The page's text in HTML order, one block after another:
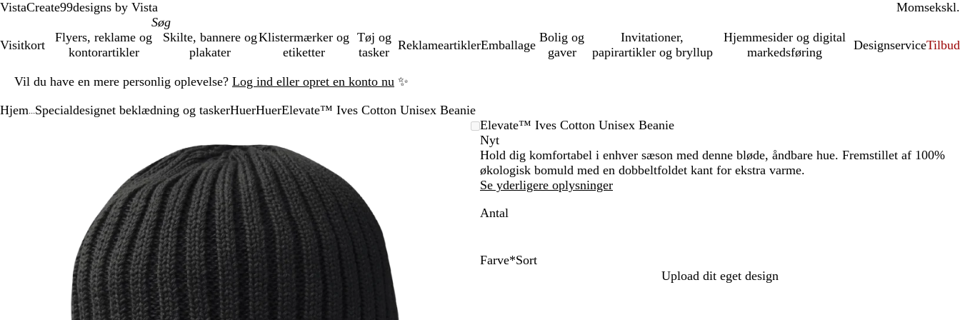
VistaCreate99designs by Vista Momsinkl.
ekskl.
Visitkort
Flyers, reklame og
kontorartikler
Skilte, bannere og
plakater
Klistermærker og
etiketter
Tøj og
tasker
ReklameartiklerEmballage
Bolig og
gaver
Invitationer,
papirartikler og bryllup
Hjemmesider og digital
markedsføring
DesignserviceTilbud
Vil du have en mere personlig oplevelse? Log ind eller opret en konto nu ✨
1
Hjem Specialdesignet beklædning og taskerHuerHuerElevate™ Ives Cotton Unisex Beanie
minimum
at
udvide
plus
og
minus
til
at
zoome
og
piletasterne
til
at
panorere
Elevate™ Ives Cotton Unisex Beanie
Nyt
Hold dig komfortabel i enhver sæson med denne bløde, åndbare hue. Fremstillet af 100%
økologisk bomuld med en dobbeltfoldet kant for ekstra varme.
Se yderligere oplysninger
Antal
Farve*Sort
Upload dit eget design